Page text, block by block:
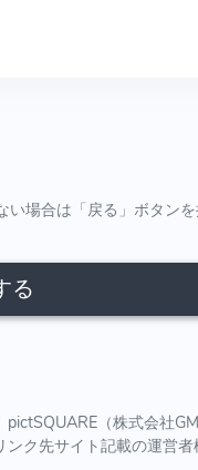
場合は「戻る」ボタンを
る
（株式会社
ク先サイト記載の運営